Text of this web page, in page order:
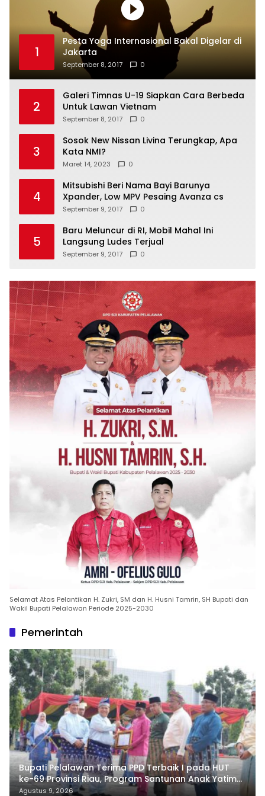
1
Pesta Yoga Internasional Bakal Digelar di
Jakarta
September 8, 2017 0
2
Galeri Timnas U-19 Siapkan Cara Berbeda
Untuk Lawan Vietnam
September 8, 2017 0
3
Sosok New Nissan Livina Terungkap, Apa
Kata NMI?
Maret 14, 2023 0
4
Mitsubishi Beri Nama Bayi Barunya
Xpander, Low MPV Pesaing Avanza cs
September 9, 2017 0
5
Baru Meluncur di RI, Mobil Mahal Ini
Langsung Ludes Terjual
September 9, 2017 0
Selamat Atas Pelantikan H. Zukri, SM dan H. Husni Tamrin, SH Bupati dan
Wakil Bupati Pelalawan Periode 2025-2030
Pemerintah
Bupati Pelalawan Terima PPD Terbaik I pada HUT
ke-69 Provinsi Riau, Program Santunan Anak Yatim
Jadi Sorotan
Agustus 9, 2026